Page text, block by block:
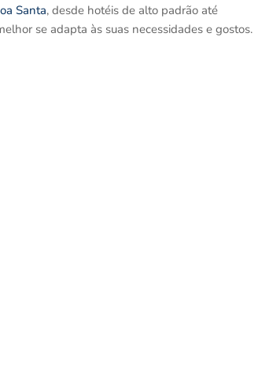
Santa, desde hotéis de alto padrão até
se adapta às suas necessidades e gostos.